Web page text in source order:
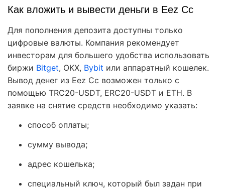
Как вложить и вывести деньги в Eez Cc
Для пополнения депозита доступны только
цифровые валюты. Компания рекомендует
инвесторам для большего удобства использовать
биржи Bitget, OKX, Bybit или аппаратный кошелек.
Вывод денег из Eez Cc возможен только с
помощью TRC20-USDT, ERC20-USDT и ETH. В
заявке на снятие средств необходимо указать:
способ оплаты;
сумму вывода;
адрес кошелька;
специальный ключ, который был задан при